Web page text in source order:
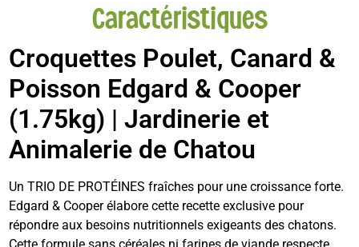
Caractéristiques
Croquettes Poulet, Canard &
Poisson Edgard & Cooper
(1.75kg) | Jardinerie et
Animalerie de Chatou
Un TRIO DE PROTÉINES fraîches pour une croissance forte.
Edgard & Cooper élabore cette recette exclusive pour
répondre aux besoins nutritionnels exigeants des chatons.
Cette formule sans céréales ni farines de viande respecte